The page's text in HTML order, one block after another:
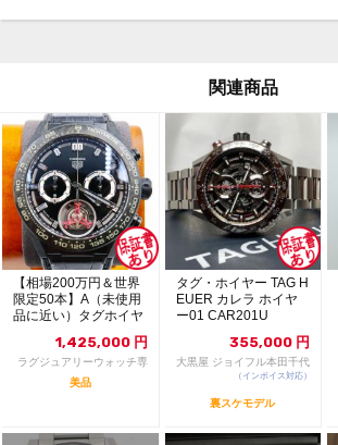
関連商品
【相場200万円＆世界
限定50本】A（未使用
品に近い）タグホイヤ
1,425,000 円
ラグジュアリーウォッチ専
美品
タグ・ホイヤー TAG H
EUER カレラ ホイヤ
ー01 CAR201U
355,000 円
大黒屋 ジョイフル本田千代
田店
（インボイス対応）
裏スケモデル